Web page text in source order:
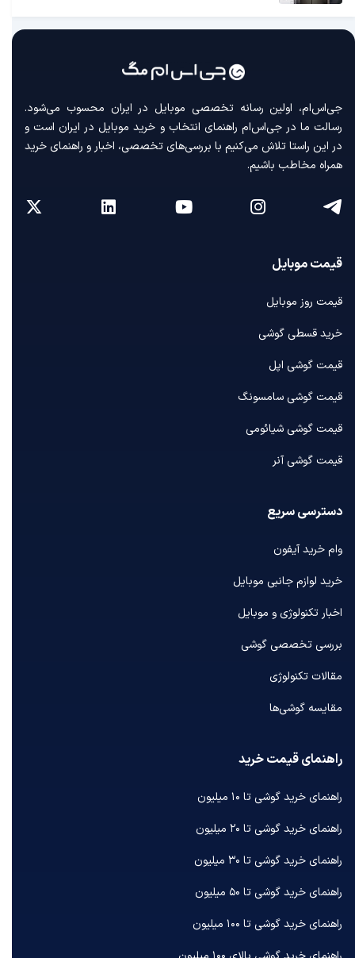
جی‌اس‌ام، اولین رسانه‌ تخصصی موبایل در ایران محسوب می‌شود.
رسالت ما در جی‌اس‌ام راهنمای انتخاب و خرید موبایل در ایران است و
در این راستا تلاش می‌کنیم با بررسی‌های تخصصی، اخبار و راهنمای خرید
همراه مخاطب باشیم.
قیمت موبایل
قیمت روز موبایل
خرید قسطی گوشی
قیمت گوشی اپل
قیمت گوشی سامسونگ
قیمت گوشی شیائومی
قیمت گوشی آنر
دسترسی سریع
وام خرید آیفون
خرید لوازم جانبی موبایل
اخبار تکنولوژی و موبایل
بررسی تخصصی گوشی
مقالات تکنولوژی
مقایسه گوشی‌ها
راهنمای قیمت خرید
راهنمای خرید گوشی تا ۱۰ میلیون
راهنمای خرید گوشی تا ۲۰ میلیون
راهنمای خرید گوشی تا ۳۰ میلیون
راهنمای خرید گوشی تا ۵۰ میلیون
راهنمای خرید گوشی تا ۱۰۰ میلیون